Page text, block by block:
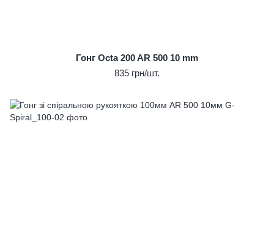
Гонг Octa 200 AR 500 10 mm
835 грн/шт.